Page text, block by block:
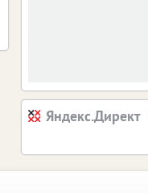
Яндекс.Директ